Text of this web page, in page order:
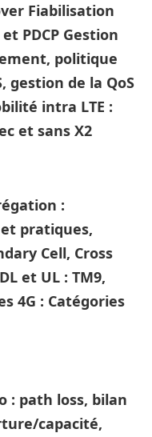
Fiabilisation
PDCP Gestion
politique
gestion de la QoS
intra LTE :
et sans X2
:
pratiques,
Cell, Cross
et UL : TM9,
4G : Catégories
: path loss, bilan
capacité,